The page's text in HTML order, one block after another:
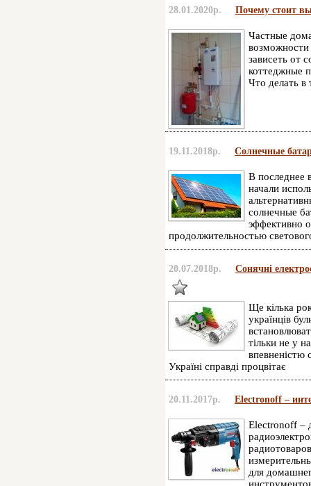
28.01.2020р. Почему стоит
Частные
возможности
зависеть от
коттеджные
Что делать в
19.11.2018р. Солнечные
В последнее
начали
солнечные
эффективно
продолжительностью
20.07.2018р. Сонячні
Ще кілька
українців
тільки не у
впевненістю
Україні справді процвітає
20.11.2017р. Electronoff –
Electronoff –
для